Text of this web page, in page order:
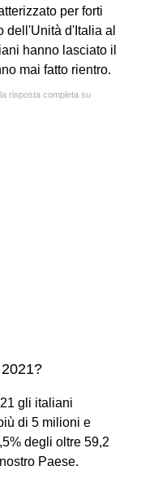
per forti
dell'Unità d'Italia al
hanno lasciato il
mai fatto rientro.
risposta completa su
gli italiani
di 5 milioni e
degli oltre 59,2
Paese.